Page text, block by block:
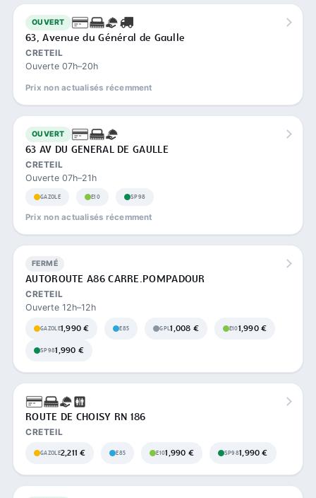
OUVERT
63, Avenue du Général de Gaulle
CRETEIL
Ouverte 07h–20h
Prix non actualisés récemment
OUVERT
63 AV DU GENERAL DE GAULLE
CRETEIL
Ouverte 07h–21h
GAZOLE E10 SP98
Prix non actualisés récemment
FERMÉ
AUTOROUTE A86 CARRE.POMPADOUR
CRETEIL
Ouverte 12h–12h
GAZOLE1,990 € E85 GPL1,008 € E101,990 €
SP981,990 €
ROUTE DE CHOISY RN 186
CRETEIL
GAZOLE2,211 € E85 E101,990 € SP981,990 €